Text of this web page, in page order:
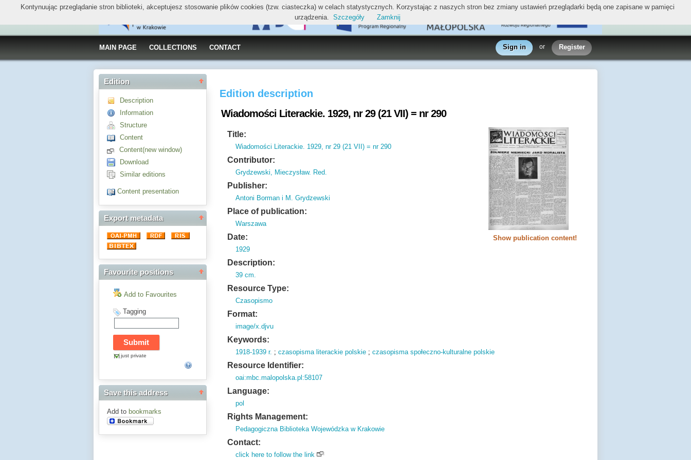
MAIN PAGE COLLECTIONS CONTACT Sign in or Register
Edition
Description
Information
Structure
Content
Content(new window)
Download
Similar editions
Content presentation
Export metadata
Favourite positions
Add to Favourites
Tagging
just private
Save this address
Add to bookmarks
Edition description
Wiadomości Literackie. 1929, nr 29 (21 VII) = nr 290
Show publication content!
Title:
Wiadomości Literackie. 1929, nr 29 (21 VII) = nr 290
Contributor:
Grydzewski, Mieczysław. Red.
Publisher:
Antoni Borman i M. Grydzewski
Place of publication:
Warszawa
Date:
1929
Description:
39 cm.
Resource Type:
Czasopismo
Format:
image/x.djvu
Keywords:
1918-1939 r. ;czasopisma literackie polskie ;czasopisma społeczno-kulturalne polskie
Resource Identifier:
oai:mbc.malopolska.pl:58107
Language:
pol
Rights Management:
Pedagogiczna Biblioteka Wojewódzka w Krakowie
Contact:
click here to follow the link
Kontynuując przeglądanie stron biblioteki, akceptujesz stosowanie plików cookies (tzw. ciasteczka) w celach statystycznych. Korzystając z naszych stron bez zmiany ustawień przeglądarki będą one zapisane w pamięci
urządzenia. Szczegóły Zamknij